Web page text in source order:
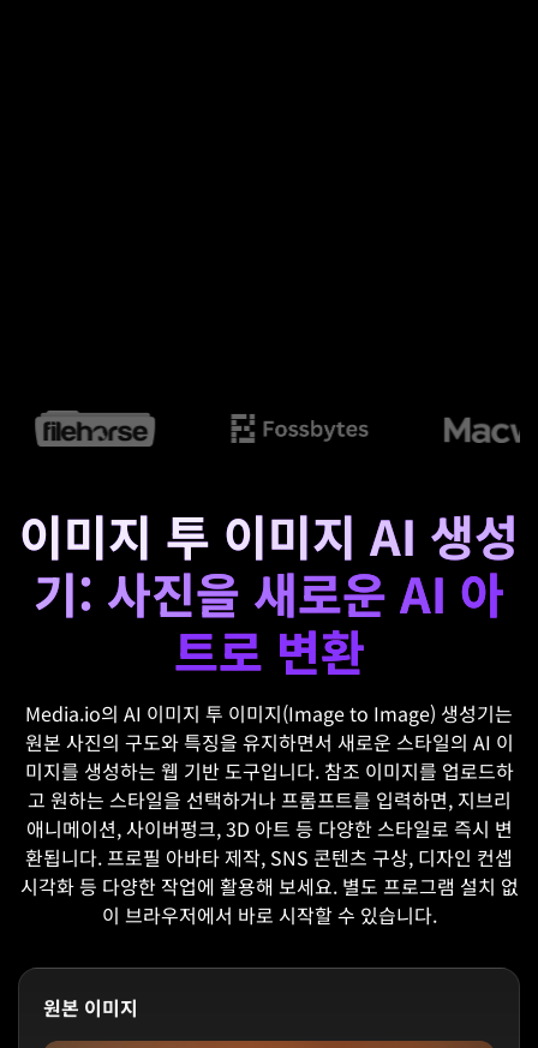
이미지 투 이미지 AI 생성
기: 사진을 새로운 AI 아
트로 변환
Media.io의 AI 이미지 투 이미지(Image to Image) 생성기는
원본 사진의 구도와 특징을 유지하면서 새로운 스타일의 AI 이
미지를 생성하는 웹 기반 도구입니다. 참조 이미지를 업로드하
고 원하는 스타일을 선택하거나 프롬프트를 입력하면, 지브리
애니메이션, 사이버펑크, 3D 아트 등 다양한 스타일로 즉시 변
환됩니다. 프로필 아바타 제작, SNS 콘텐츠 구상, 디자인 컨셉
시각화 등 다양한 작업에 활용해 보세요. 별도 프로그램 설치 없
이 브라우저에서 바로 시작할 수 있습니다.
원본 이미지